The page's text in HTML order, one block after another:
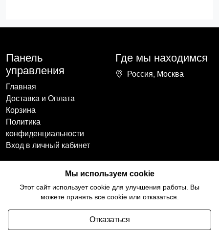
Панель
управления
Главная
Доставка и Оплата
Корзина
Политика
конфиденциальности
Вход в личный кабинет
Где мы находимся
Россия, Москва
Наши контакты
ccozy@yandex.ru
Мы в социальных
сетях
Мы используем cookie
Этот сайт использует cookie для улучшения работы. Вы
можете принять все cookie или отказаться.
Отказаться